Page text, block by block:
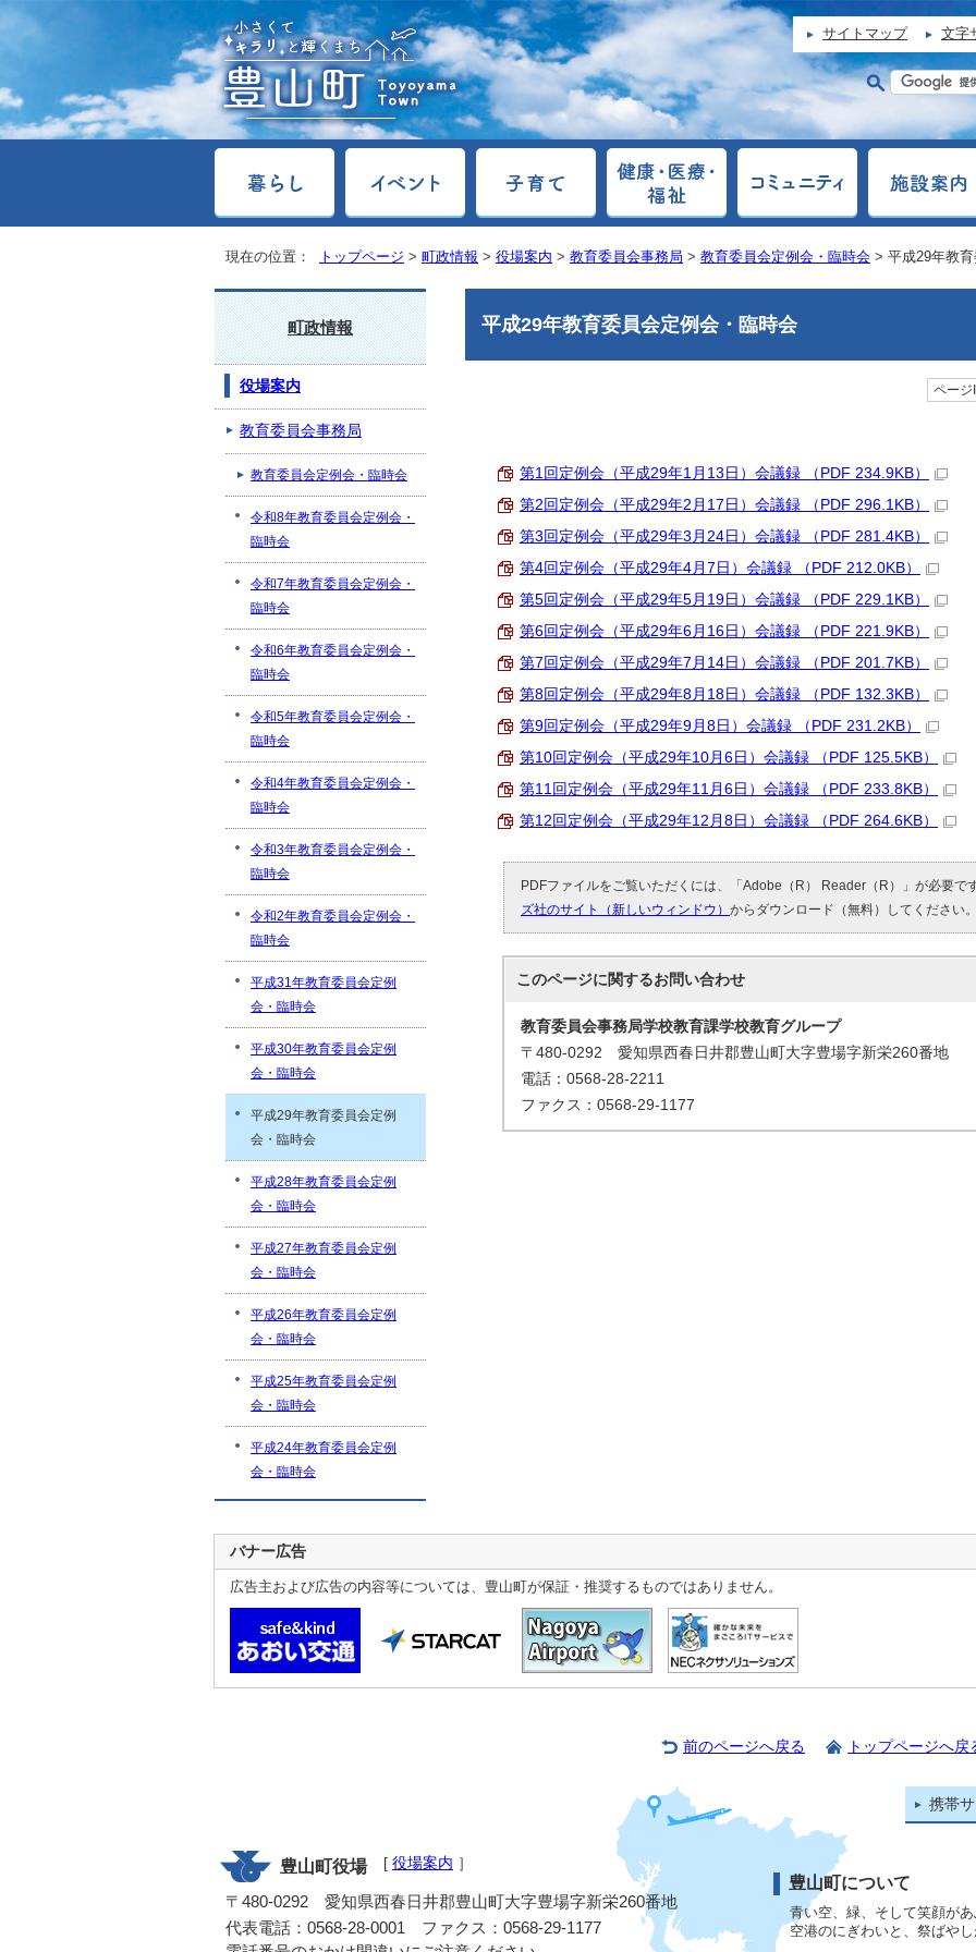
サイトマップ 文字
現在の位置： トップページ > 町政情報 > 役場案内 > 教育委員会事務局 > 教育委員会定例会・臨時会 > 平成29年教
平成29年教育委員会定例会・臨時会
ペー
第1回定例会（平成29年1月13日）会議録 （PDF 234.9KB）
第2回定例会（平成29年2月17日）会議録 （PDF 296.1KB）
第3回定例会（平成29年3月24日）会議録 （PDF 281.4KB）
第4回定例会（平成29年4月7日）会議録 （PDF 212.0KB）
第5回定例会（平成29年5月19日）会議録 （PDF 229.1KB）
第6回定例会（平成29年6月16日）会議録 （PDF 221.9KB）
第7回定例会（平成29年7月14日）会議録 （PDF 201.7KB）
第8回定例会（平成29年8月18日）会議録 （PDF 132.3KB）
第9回定例会（平成29年9月8日）会議録 （PDF 231.2KB）
第10回定例会（平成29年10月6日）会議録 （PDF 125.5KB）
第11回定例会（平成29年11月6日）会議録 （PDF 233.8KB）
第12回定例会（平成29年12月8日）会議録 （PDF 264.6KB）
PDFファイルをご覧いただくには、「Adobe（R） Reader（R）」が必要で
ズ社のサイト（新しいウィンドウ） からダウンロード（無料）してください。
このページに関するお問い合わせ
教育委員会事務局学校教育課学校教育グループ
〒480-0292 愛知県西春日井郡豊山町大字豊場字新栄260番地
電話：0568-28-2211
ファクス：0568-29-1177
町政情報
役場案内
教育委員会事務局
教育委員会定例会・臨時会
令和8年教育委員会定例会・
臨時会
令和7年教育委員会定例会・
臨時会
令和6年教育委員会定例会・
臨時会
令和5年教育委員会定例会・
臨時会
令和4年教育委員会定例会・
臨時会
令和3年教育委員会定例会・
臨時会
令和2年教育委員会定例会・
臨時会
平成31年教育委員会定例
会・臨時会
平成30年教育委員会定例
会・臨時会
平成29年教育委員会定例
会・臨時会
平成28年教育委員会定例
会・臨時会
平成27年教育委員会定例
会・臨時会
平成26年教育委員会定例
会・臨時会
平成25年教育委員会定例
会・臨時会
平成24年教育委員会定例
会・臨時会
バナー広告
広告主および広告の内容等については、豊山町が保証・推奨するものではありません。
前のページへ戻る トップページへ戻
携帯サ
豊山町役場 [ 役場案内 ］
〒480-0292 愛知県西春日井郡豊山町大字豊場字新栄260番地
代表電話：0568-28-0001 ファクス：0568-29-1177
豊山町について
青い空、緑、そして笑顔が
空港のにぎわいと、祭ばや